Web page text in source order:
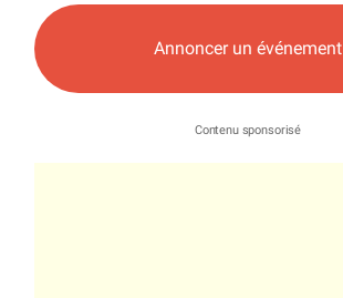
Annoncer un événement